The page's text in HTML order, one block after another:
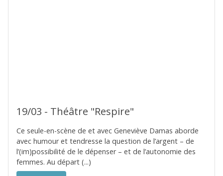
19/03 - Théâtre "Respire"
Ce seule-en-scène de et avec Geneviève Damas aborde
avec humour et tendresse la question de l’argent – de
l’(im)possibilité de le dépenser – et de l’autonomie des
femmes. Au départ (...)